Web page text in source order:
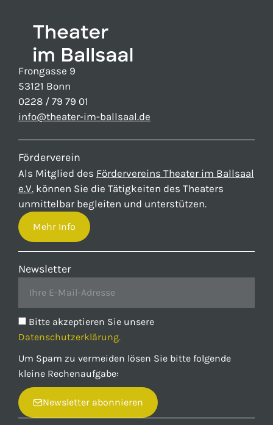
Frongasse 9
53121 Bonn
0228 / 79 79 01
info@theater-im-ballsaal.de
Förderverein
Als Mitglied des Fördervereins Theater im Ballsaal
e.V. können Sie die Tätigkeiten des Theaters
unmittelbar begleiten und unterstützen.
Mehr Info
Newsletter
Bitte akzeptieren Sie unsere
Datenschutzerklärung.
Um Spam zu vermeiden lösen Sie bitte folgende
kleine Rechenaufgabe:
Newsletter abonnieren